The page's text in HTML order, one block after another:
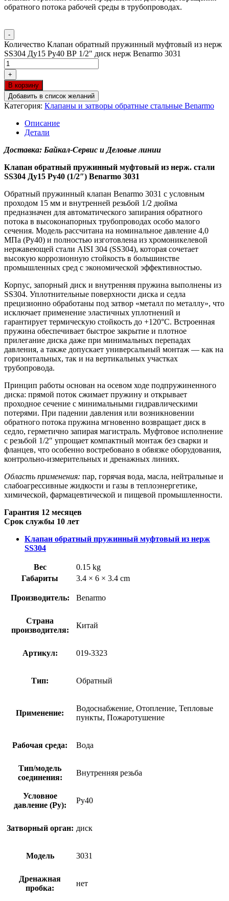
обратного потока рабочей среды в трубопроводах.
-
Количество Клапан обратный пружинный муфтовый из нерж
SS304 Ду15 Ру40 ВР 1/2" диск нерж Benarmo 3031
+
В корзину
Добавить в список желаний
Категория: Клапаны и затворы обратные стальные Benarmo
Описание
Детали
Доставка: Байкал-Сервис и Деловые линии
Клапан обратный пружинный муфтовый из нерж. стали
SS304 Ду15 Ру40 (1/2″) Benarmo 3031
Обратный пружинный клапан Benarmo 3031 с условным
проходом 15 мм и внутренней резьбой 1/2 дюйма
предназначен для автоматического запирания обратного
потока в высоконапорных трубопроводах особо малого
сечения. Модель рассчитана на номинальное давление 4,0
МПа (Ру40) и полностью изготовлена из хромоникелевой
нержавеющей стали AISI 304 (SS304), которая сочетает
высокую коррозионную стойкость в большинстве
промышленных сред с экономической эффективностью.
Корпус, запорный диск и внутренняя пружина выполнены из
SS304. Уплотнительные поверхности диска и седла
прецизионно обработаны под затвор «металл по металлу», что
исключает применение эластичных уплотнений и
гарантирует термическую стойкость до +120°C. Встроенная
пружина обеспечивает быстрое закрытие и плотное
прилегание диска даже при минимальных перепадах
давления, а также допускает универсальный монтаж — как на
горизонтальных, так и на вертикальных участках
трубопровода.
Принцип работы основан на осевом ходе подпружиненного
диска: прямой поток сжимает пружину и открывает
проходное сечение с минимальными гидравлическими
потерями. При падении давления или возникновении
обратного потока пружина мгновенно возвращает диск в
седло, герметично запирая магистраль. Муфтовое исполнение
с резьбой 1/2″ упрощает компактный монтаж без сварки и
фланцев, что особенно востребовано в обвязке оборудования,
контрольно-измерительных и дренажных линиях.
Область применения: пар, горячая вода, масла, нейтральные и
слабоагрессивные жидкости и газы в теплоэнергетике,
химической, фармацевтической и пищевой промышленности.
Гарантия 12 месяцев
Срок службы 10 лет
Клапан обратный пружинный муфтовый из нерж
SS304
Вес
0.15 kg
Габариты
3.4 × 6 × 3.4 cm
Производитель: Benarmo
Страна
производителя:
Китай
Артикул: 019-3323
Тип: Обратный
Применение:
Водоснабжение, Отопление, Тепловые
пункты, Пожаротушение
Рабочая среда: Вода
Тип/модель
соединения:
Внутренняя резьба
Условное
давление (Ру):
Ру40
Затворный орган: диск
Модель 3031
Дренажная
пробка:
нет